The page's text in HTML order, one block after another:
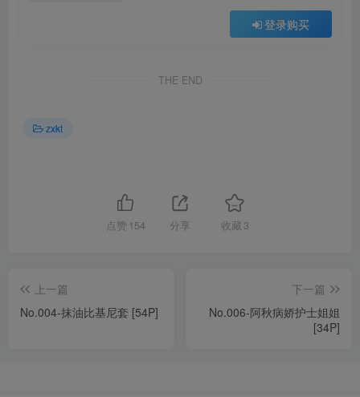
登录购买
THE END
zxkt
点赞 154 分享 收藏 3
上一篇
No.004-抹油比基尼套 [54P]
下一篇
No.006-阿秋病娇护士姐姐
[34P]